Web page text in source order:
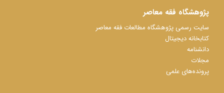
پژوهشگاه فقه معاصر
سایت رسمی پژوهشگاه مطالعات فقه معاصر
کتابخانه دیجیتال
دانشنامه
مجلات
پرونده‌های علمی